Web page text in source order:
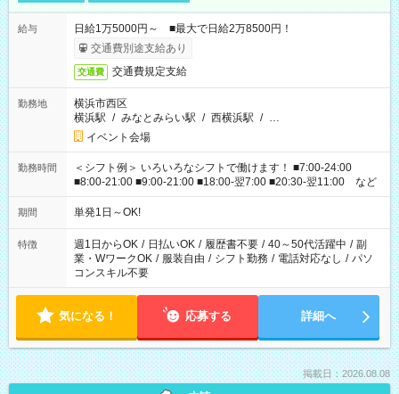
給与
日給1万5000円～ ■最大で日給2万8500円！
交通費別途支給あり
交通費 交通費規定支給
勤務地
横浜市西区
横浜駅 / みなとみらい駅 / 西横浜駅 / …
イベント会場
勤務時間
＜シフト例＞ いろいろなシフトで働けます！ ■7:00-24:00
■8:00-21:00 ■9:00-21:00 ■18:00-翌7:00 ■20:30-翌11:00 など
期間 単発1日～OK!
特徴 週1日からOK / 日払いOK / 履歴書不要 / 40～50代活躍中 / 副
業・WワークOK / 服装自由 / シフト勤務 / 電話対応なし / パソ
コンスキル不要
気になる！ 応募する 詳細へ
掲載日：2026.08.08